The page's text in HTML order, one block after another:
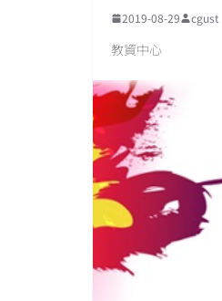
2019-08-29 cgust
教資中心